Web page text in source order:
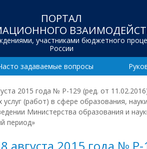
ПОРТАЛ
участниками бюджетного
России
задаваемые вопросы
2015 года № Р-129 (ред. от
(работ) в сфере образования,
Министерства образования и
период»